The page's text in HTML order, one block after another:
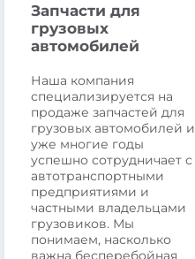
Запчасти для
грузовых
автомобилей
Наша компания
специализируется на
продаже запчастей для
грузовых автомобилей и
уже многие годы
успешно сотрудничает с
автотранспортными
предприятиями и
частными владельцами
грузовиков. Мы
понимаем, насколько
важна бесперебойная